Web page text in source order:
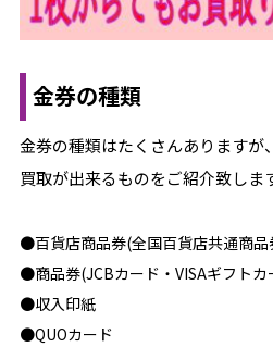
金券の種類
金券の種類はたくさんありますが
買取が出来るものをご紹介致しま
●百貨店商品券(全国百貨店共通商
●商品券(JCBカード・VISAギフトカ
●収入印紙
●QUOカード